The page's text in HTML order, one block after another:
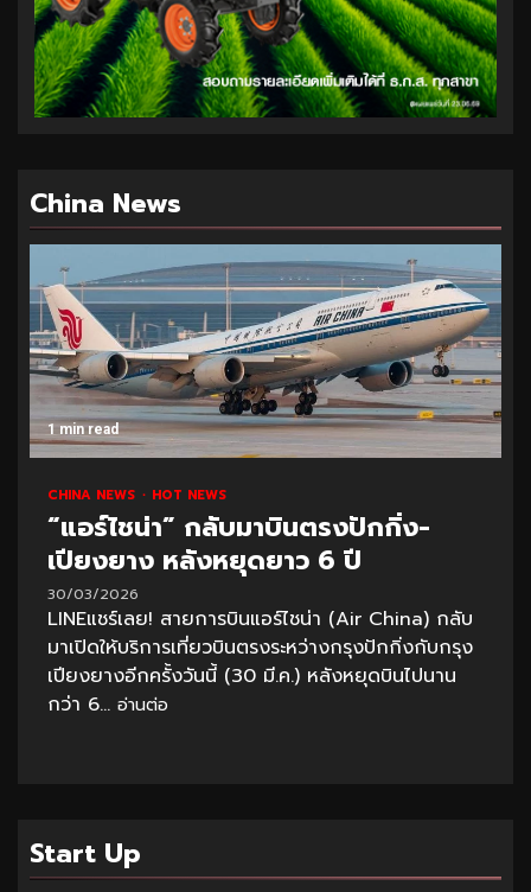
China News
1 min read
CHINA NEWS HOT NEWS
“แอร์ไชน่า” กลับมาบินตรงปักกิ่ง-
เปียงยาง หลังหยุดยาว 6 ปี
30/03/2026
LINEแชร์เลย! สายการบินแอร์ไชน่า (Air China) กลับ
มาเปิดให้บริการเที่ยวบินตรงระหว่างกรุงปักกิ่งกับกรุง
เปียงยางอีกครั้งวันนี้ (30 มี.ค.) หลังหยุดบินไปนาน
กว่า 6... อ่านต่อ
Start Up